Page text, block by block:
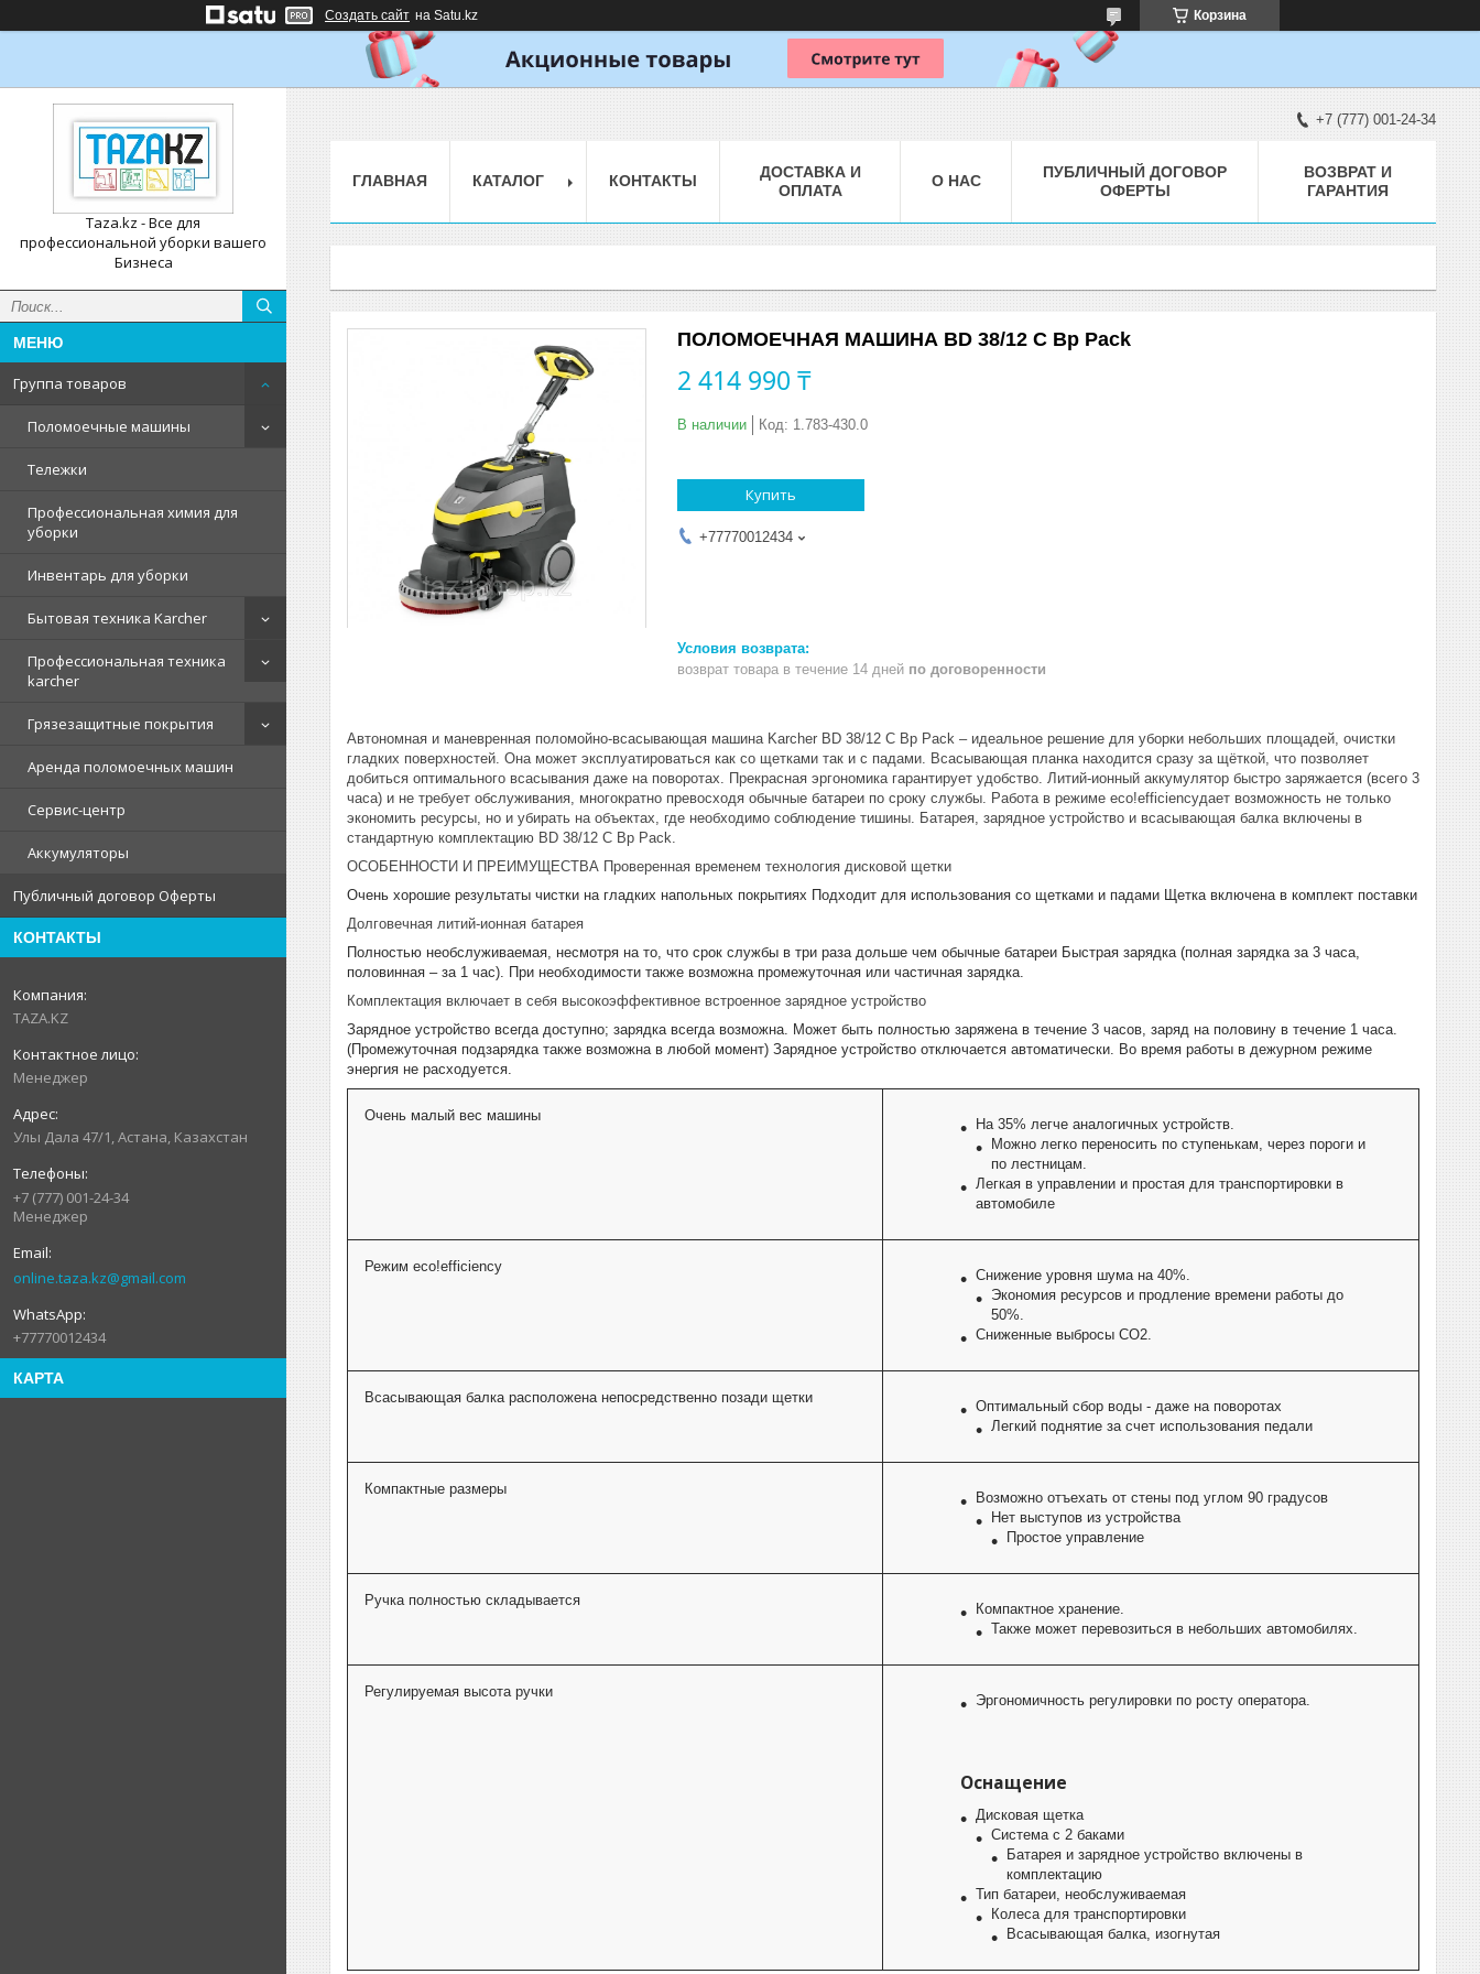
Создать сайт на Satu.kz Корзина
Taza.kz - Все для
профессиональной уборки вашего
Бизнеса
Группа товаров
Поломоечные машины
Тележки
Профессиональная химия для
уборки
Инвентарь для уборки
Бытовая техника Karcher
Профессиональная техника
karcher
Грязезащитные покрытия
Аренда поломоечных машин
Сервис-центр
Аккумуляторы
Публичный договор Оферты
КОНТАКТЫ
TAZA.KZ
Менеджер
Улы Дала 47/1, Астана, Казахстан
+7 (777) 001-24-34
Менеджер
online.taza.kz@gmail.com
+77770012434
КАРТА
+7 (777) 001-24-34
ГЛАВНАЯ КАТАЛОГ КОНТАКТЫ
ДОСТАВКА И
ОПЛАТА
О НАС
ПУБЛИЧНЫЙ ДОГОВОР
ОФЕРТЫ
ВОЗВРАТ И
ГАРАНТИЯ
ПОЛОМОЕЧНАЯ МАШИНА BD 38/12 C Bp Pack
2 414 990 ₸
В наличии Код: 1.783-430.0
Купить
+77770012434
возврат товара в течение 14 дней по договоренности
Автономная и маневренная поломойно-всасывающая машина Karcher BD 38/12 C Bp Рack – идеальное решение для уборки небольших площадей, очистки
гладких поверхностей. Она может эксплуатироваться как со щетками так и с падами. Всасывающая планка находится сразу за щёткой, что позволяет
добиться оптимального всасывания даже на поворотах. Прекрасная эргономика гарантирует удобство. Литий-ионный аккумулятор быстро заряжается (всего 3
часа) и не требует обслуживания, многократно превосходя обычные батареи по сроку службы. Работа в режиме eco!efficiencyдает возможность не только
экономить ресурсы, но и убирать на объектах, где необходимо соблюдение тишины. Батарея, зарядное устройство и всасывающая балка включены в
стандартную комплектацию BD 38/12 C Bp Pack.
ОСОБЕННОСТИ И ПРЕИМУЩЕСТВА Проверенная временем технология дисковой щетки
Очень хорошие результаты чистки на гладких напольных покрытиях Подходит для использования со щетками и падами Щетка включена в комплект поставки
Долговечная литий-ионная батарея
Полностью необслуживаемая, несмотря на то, что срок службы в три раза дольше чем обычные батареи Быстрая зарядка (полная зарядка за 3 часа,
половинная – за 1 час). При необходимости также возможна промежуточная или частичная зарядка.
Комплектация включает в себя высокоэффективное встроенное зарядное устройство
Зарядное устройство всегда доступно; зарядка всегда возможна. Может быть полностью заряжена в течение 3 часов, заряд на половину в течение 1 часа.
(Промежуточная подзарядка также возможна в любой момент) Зарядное устройство отключается автоматически. Во время работы в дежурном режиме
энергия не расходуется.
Очень малый вес машины
На 35% легче аналогичных устройств.
Можно легко переносить по ступенькам, через пороги и
по лестницам.
Легкая в управлении и простая для транспортировки в
автомобиле
Режим eco!efficiency
Снижение уровня шума на 40%.
Экономия ресурсов и продление времени работы до
50%.
Сниженные выбросы CO2.
Всасывающая балка расположена непосредственно позади щетки
Оптимальный сбор воды - даже на поворотах
Легкий поднятие за счет использования педали
Компактные размеры
Возможно отъехать от стены под углом 90 градусов
Нет выступов из устройства
Простое управление
Ручка полностью складывается
Компактное хранение.
Также может перевозиться в небольших автомобилях.
Регулируемая высота ручки
Эргономичность регулировки по росту оператора.
Оснащение
Дисковая щетка
Система с 2 баками
Батарея и зарядное устройство включены в
комплектацию
Тип батареи, необслуживаемая
Колеса для транспортировки
Всасывающая балка, изогнутая